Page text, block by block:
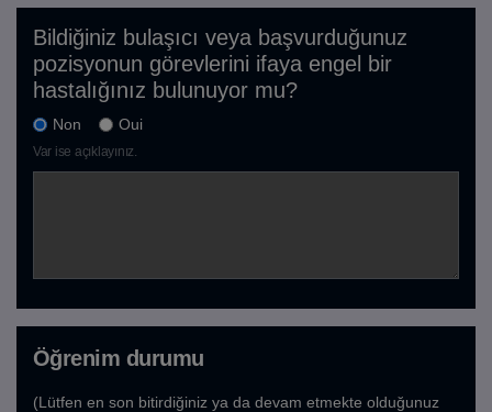
Bildiğiniz bulaşıcı veya başvurduğunuz
pozisyonun görevlerini ifaya engel bir
hastalığınız bulunuyor mu?
Non Oui
Var ise açıklayınız.
Öğrenim durumu
(Lütfen en son bitirdiğiniz ya da devam etmekte olduğunuz